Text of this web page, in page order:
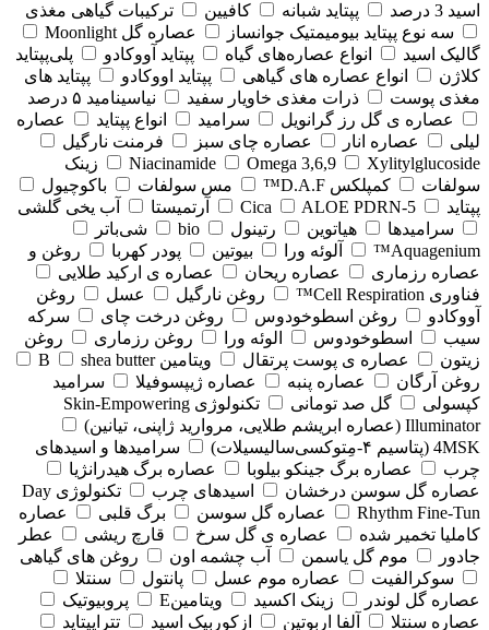
اسید 3 درصد
پپتاید شبانه کافیین
ترکیبات گیاهی مغذی
سه نوع پپتاید بیومیمتیک جوانساز
عصاره گل Moonlight
گالیک اسید
انواع عصاره‌های گیاه پپتاید آووکادو
پلی‌پپتاید
کلاژن
انواع عصاره های گیاهی پپتاید اووکادو
پپتاید های
مغذی پوست
ذرات مغذی خاویار سفید
نیاسینامید ۵ درصد
عصاره ی گل رز گرانویل
سرامید انواع پپتاید
عصاره
لیلی
عصاره انار عصاره چای سبز
فرمنت نارگیل
Niacinamide
Omega 3,6,9 Xylitylglucoside
زینک
سولفات
کمپلکس D.A.F™ مس سولفات
باکوچیول
پپتاید
5-Cica
ALOE PDRN آرتمیستا
آب یخی گلشی
سرامیدها
هیاتوین رتینول bio
شی‌باتر
Aquagenium™
آلوئه ورا بیوتین پودر کهربا
روغن و
عصاره رزماری
عصاره ریحان
عصاره ی ارکید طلایی
فناوری Cell Respiration™
روغن نارگیل عسل
روغن
آووکادو
روغن اسطوخودوس روغن درخت چای
سرکه
سیب
اسطوخودوس الوئه ورا روغن رزماری
روغن
زیتون
عصاره ی پوست پرتقال ویتامین Bshea butter
روغن آرگان
عصاره پنبه عصاره ژیپسوفیلا
سرامید
کپسولی
گل صد تومانی
تکنولوژی Skin-Empowering
Illuminator (عصاره ابریشم طلایی، مروارید ژاپنی، تیانین)
4MSK (پتاسیم ۴‑مِتوکسی‌سالیسیلات)
سرامیدها و اسیدهای
چرب
عصاره برگ جینکو بیلوبا
عصاره برگ هیدرانژیا
عصاره گل سوسن درخشان
اسیدهای چرب
تکنولوژی Day
Rhythm Fine‑Tun
عصاره گل سوسن برگ قلبی
عصاره
کاملیا تخمیر شده
عصاره ی گل سرخ قارچ ریشی
عطر
جادور
موم گل یاسمن آب چشمه اون
روغن های گیاهی
سوکرالفیت
عصاره موم عسل پانتول
سنتلا
عصاره گل لوندر
زینک اکسید ویتامینE
پروبیوتیک
عصاره سنتلا
آلفا اربوتین ازکوربیک اسید تتراپپتاید